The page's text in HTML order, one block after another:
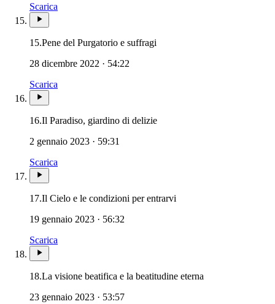
Scarica
15.Pene del Purgatorio e suffragi
28 dicembre 2022 · 54:22
Scarica
16.Il Paradiso, giardino di delizieNovissimi · Morte · Giudizio
2 gennaio 2023 · 59:31
Scarica
17.Il Cielo e le condizioni per entrarvi
19 gennaio 2023 · 56:32
Scarica
18.La visione beatifica e la beatitudine eterna
23 gennaio 2023 · 53:57